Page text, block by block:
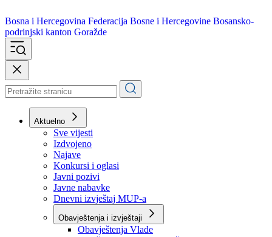
Bosna i Hercegovina
podrinjski kanton Goražde
Aktuelno
Sve vijesti
Izdvojeno
Najave
Konkursi i oglasi
Javni pozivi
Javne nabavke
Dnevni izvještaj MUP-a